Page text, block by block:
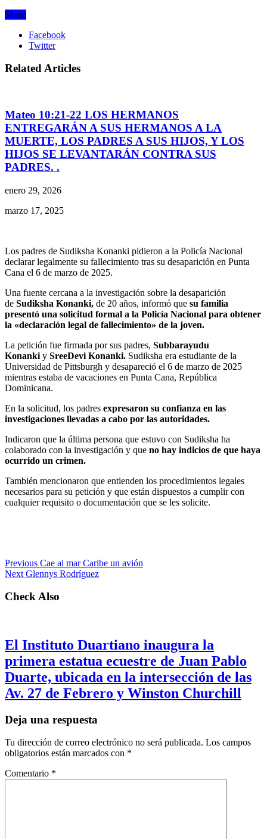
Share
Facebook
Twitter
Related Articles
Mateo 10:21-22 LOS HERMANOS
ENTREGARÁN A SUS HERMANOS A LA
MUERTE, LOS PADRES A SUS HIJOS, Y LOS
HIJOS SE LEVANTARÁN CONTRA SUS
PADRES. .
enero 29, 2026
marzo 17, 2025
Los padres de Sudiksha Konanki pidieron a la Policía Nacional
declarar legalmente su fallecimiento tras su desaparición en Punta
Cana el 6 de marzo de 2025.
Una fuente cercana a la investigación sobre la desaparición
de Sudiksha Konanki, de 20 años, informó que su familia
presentó una solicitud formal a la Policía Nacional para obtener
la «declaración legal de fallecimiento» de la joven.
La petición fue firmada por sus padres, Subbarayudu
Konanki y SreeDevi Konanki. Sudiksha era estudiante de la
Universidad de Pittsburgh y desapareció el 6 de marzo de 2025
mientras estaba de vacaciones en Punta Cana, República
Dominicana.
En la solicitud, los padres expresaron su confianza en las
investigaciones llevadas a cabo por las autoridades.
Indicaron que la última persona que estuvo con Sudiksha ha
colaborado con la investigación y que no hay indicios de que haya
ocurrido un crimen.
También mencionaron que entienden los procedimientos legales
necesarios para su petición y que están dispuestos a cumplir con
cualquier requisito o documentación que se les solicite.
Previous Cae al mar Caribe un avión
Next Glennys Rodríguez
Check Also
El Instituto Duartiano inaugura la
primera estatua ecuestre de Juan Pablo
Duarte, ubicada en la intersección de las
Av. 27 de Febrero y Winston Churchill
Deja una respuesta
Tu dirección de correo electrónico no será publicada. Los campos
obligatorios están marcados con *
Comentario *